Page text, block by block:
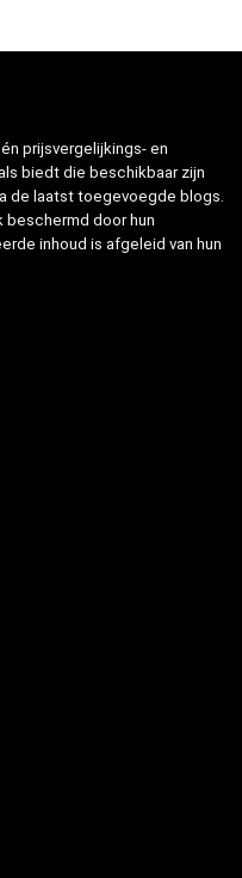
prijsvergelijkings- en
biedt die beschikbaar zijn
de laatst toegevoegde blogs.
door hun
inhoud is afgeleid van hun